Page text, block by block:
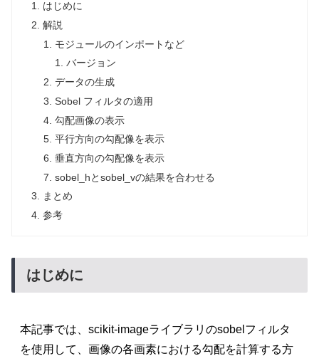
はじめに
解説
モジュールのインポートなど
バージョン
データの生成
Sobel フィルタの適用
勾配画像の表示
平行方向の勾配像を表示
垂直方向の勾配像を表示
sobel_hとsobel_vの結果を合わせる
まとめ
参考
はじめに
本記事では、scikit-imageライブラリのsobelフィルタ
を使用して、画像の各画素における勾配を計算する方